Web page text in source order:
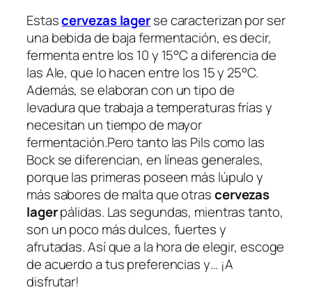
Estascervezas lagerse caracterizan por ser
una bebida de baja fermentación, es decir,
fermenta entre los 10 y 15°C a diferencia de
las Ale, que lo hacen entre los 15 y 25°C.
Además, se elaboran con un tipo de
levadura que trabaja a temperaturas frías y
necesitan un tiempo de mayor
fermentación.Pero tanto las Pils como las
Bock se diferencian, en líneas generales,
porque las primeras poseen más lúpulo y
más sabores de malta que otrascervezas
lagerpálidas. Las segundas, mientras tanto,
son un poco más dulces, fuertes y
afrutadas. Así que a la hora de elegir, escoge
de acuerdo a tus preferencias y… ¡A
disfrutar!